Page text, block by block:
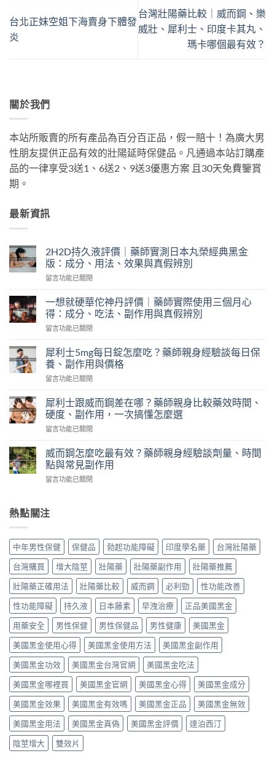
台北正妹空姐下海賣身下體發
炎
台灣壯陽藥比較｜威而鋼、樂
威壯、犀利士、印度卡其丸、
瑪卡哪個最有效？
關於我們
本站所販賣的所有產品為百分百正品，假一賠十！為廣大男
性朋友提供正品有效的壯陽延時保健品。凡通過本站訂購產
品的一律享受3送1、6送2、9送3優惠方案 且30天免費鑒賞
期。
最新資訊
2H2D持久液評價｜藥師實測日本丸榮經典黑金
版：成分、用法、效果與真假辨別
在
久
液
評
｜
藥
師
實
日
本
榮
典
黑
金
分、
用
效
果
與
假
辨
別〉
中
留言功能已關閉
一想就硬華佗神丹評價｜藥師實際使用三個月心
得：成分、吃法、副作用與真假辨別
在
想
就
硬
華
神
丹
評
價
藥
師
際
三
心
得：
分、
吃
法、
副
作
用
與
真
假
辨
別〉
中
留言功能已關閉
犀利士5mg每日錠怎麼吃？藥師親身經驗談每日保
養、副作用與價格
在
利
士
5mg
每
錠
怎
麼
吃？
親
驗
談
日
保
養、
副
作
與
價
格〉
中
留言功能已關閉
犀利士跟威而鋼差在哪？藥師親身比較藥效時間、
硬度、副作用，一次搞懂怎麼選
在
利
士
跟
威
差
藥
師
身
比
較
藥
效
間、
硬
度、
副
作
用，
一
次
搞
懂
麼
留言功能已關閉
威而鋼怎麼吃最有效？藥師親身經驗談劑量、時間
點與常見副作用
在
鋼
怎
吃
最
有
效？
藥
師
親
身
驗
談
劑
量、
時
間
點
與
常
見
副
作
留言功能已關閉
熱點關注
中年男性保健 保健品 勃起功能障礙 印度學名藥
台灣壯陽藥
台灣購買
增大陰莖 壯陽藥 壯陽藥副作用
壯陽藥推薦
壯陽藥正確用法
壯陽藥比較 威而鋼 必利勁
性功能改善
性功能障礙
持久液 日本藤素 早洩治療
正品美國黑金
用藥安全
男性保健 男性保健品 男性健康
美國黑金
美國黑金使用心得
美國黑金使用方法
美國黑金副作用
美國黑金功效
美國黑金台灣官網
美國黑金吃法
美國黑金哪裡買
美國黑金官網 美國黑金心得
美國黑金成分
美國黑金效果
美國黑金有效嗎 美國黑金正品
美國黑金無效
美國黑金用法
美國黑金真偽 美國黑金評價
達泊西汀
陰莖增大
雙效片